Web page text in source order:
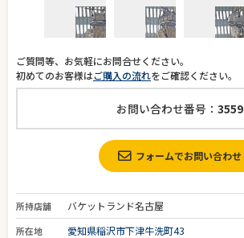
ご質問等、お気軽にお問合せください。
初めてのお客様はご購入の流れをご確認ください。
お問い合わせ番号： 3559
フォームでお問い合わせ
所持店舗 バケットランド名古屋
所在地 愛知県稲沢市下津牛洗町43